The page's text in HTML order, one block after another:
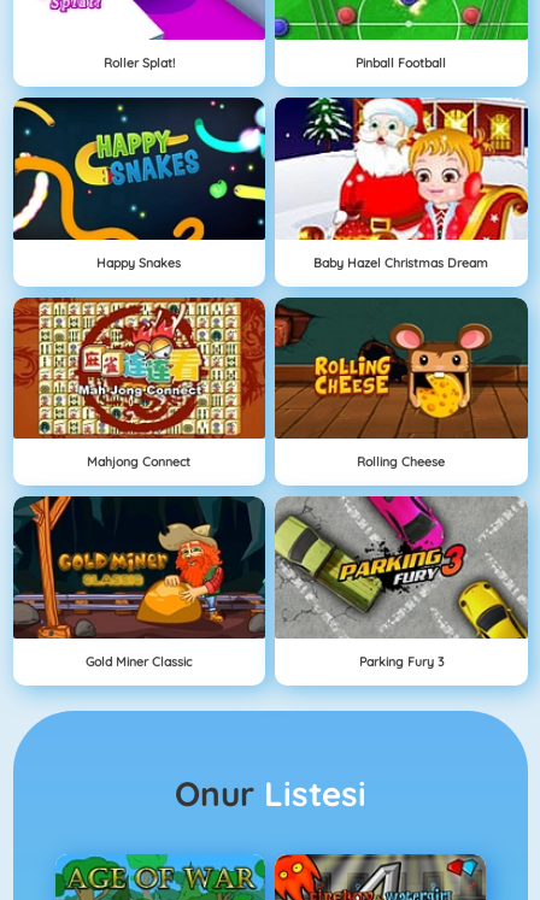
Roller Splat! Pinball Football
Happy Snakes Baby Hazel Christmas Dream
Mahjong Connect Rolling Cheese
Gold Miner Classic Parking Fury 3
Onur Listesi